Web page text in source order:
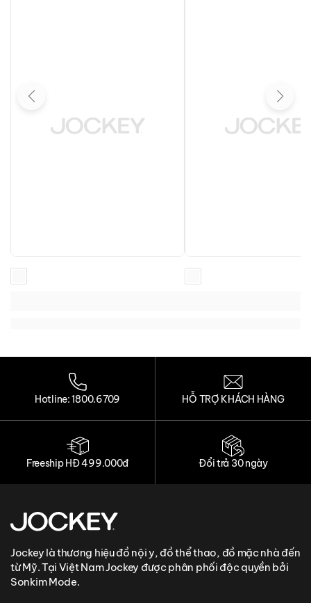
Hotline: 1800.6709 HỖ TRỢ KHÁCH HÀNG
Freeship HĐ 499.000đ Đổi trả 30 ngày
Jockey là thương hiệu đồ nội y, đồ thể thao, đồ mặc nhà đến
từ Mỹ. Tại Việt Nam Jockey được phân phối độc quyền bởi
Sonkim Mode.